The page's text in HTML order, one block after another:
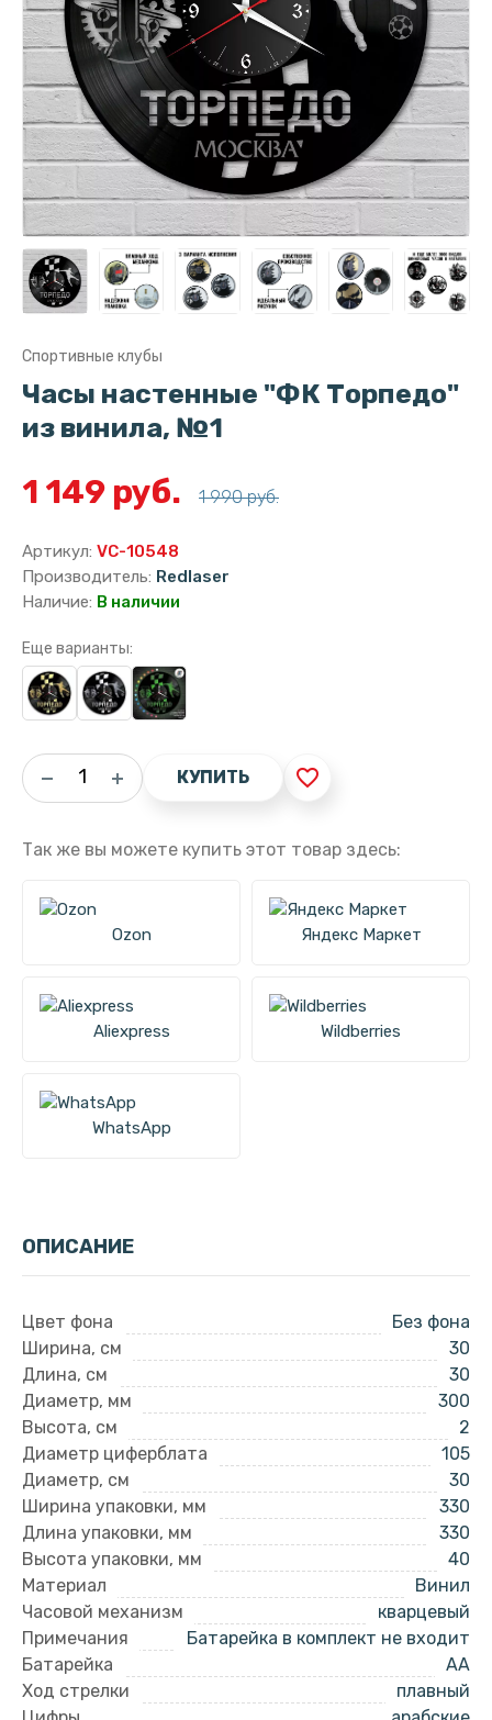
Спортивные клубы
Часы настенные "ФК Торпедо"
из винила, №1
1 149 руб. 1 990 руб.
Артикул: VC-10548
Производитель: Redlaser
Наличие: В наличии
Еще варианты:
КУПИТЬ favorite_border
Так же вы можете купить этот товар здесь:
Ozon Яндекс Маркет
Aliexpress Wildberries
WhatsApp
ОПИСАНИЕ
Цвет фона
Без фона
Ширина, см
30
Длина, см
30
Диаметр, мм
300
Высота, см
2
Диаметр циферблата
105
Диаметр, см
30
Ширина упаковки, мм
330
Длина упаковки, мм
330
Высота упаковки, мм
40
Материал
Винил
Часовой механизм
кварцевый
Примечания
Батарейка в комплект не входит
Батарейка
AA
Ход стрелки
плавный